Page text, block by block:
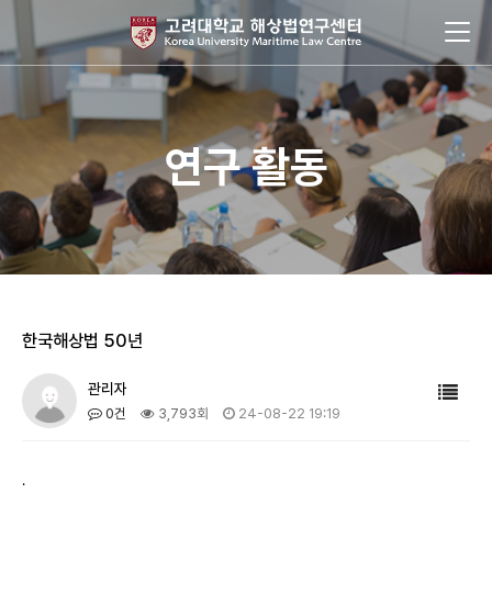
연구 활동
한국해상법 50년
관리자
0건 3,793회 24-08-22 19:19
.